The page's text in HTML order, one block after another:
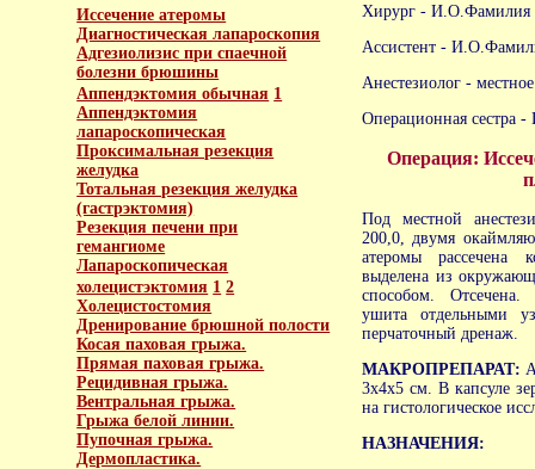
Иссечение атеромы
Диагностическая лапароскопия
Адгезиолизис при спаечной
болезни брюшины
Аппендэктомия обычная 1
Аппендэктомия
лапароскопическая
Проксимальная резекция
желудка
Тотальная резекция желудка
(гастрэктомия)
Резекция печени при
гемангиоме
Лапароскопическая
холецистэктомия 1 2
Холецистостомия
Дренирование брюшной полости
Косая паховая грыжа.
Прямая паховая грыжа.
Рецидивная грыжа.
Вентральная грыжа.
Грыжа белой линии.
Пупочная грыжа.
Дермопластика.
Хирург - И.О.Фамилия
Ассистент -
Анестезиолог -
Операционная сестра
Операция:
Под местной
200,0, двумя
атеромы рассечена
выделена из
способом.
ушита отдельными
перчаточный дренаж.
МАКРОПРЕПАРАТ:
3х4х5 см. В капсуле
на гистологическое
НАЗНАЧЕНИЯ: